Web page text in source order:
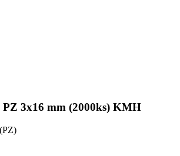
3x16 mm (2000ks) KMH